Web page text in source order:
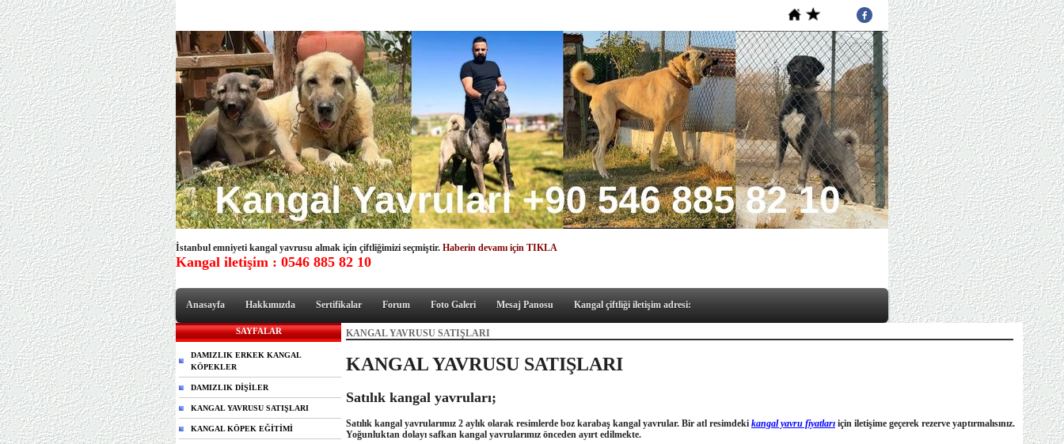
İstanbul emniyeti kangal yavrusu almak için çiftliğimizi seçmiştir. Haberin devamı için TIKLA
Kangal iletişim : 0546 885 82 10
Anasayfa Hakkımızda Sertifikalar Forum Foto Galeri Mesaj Panosu Kangal çiftliği iletişim adresi:
SAYFALAR
DAMIZLIK ERKEK KANGAL
KÖPEKLER
DAMIZLIK DİŞİLER
KANGAL YAVRUSU SATIŞLARI
KANGAL KÖPEK EĞİTİMİ
KANGAL YAVRUSU SATIŞLARI
KANGAL YAVRUSU SATIŞLARI
Satılık kangal yavruları;
Satılık kangal yavrularımız 2 aylık olarak resimlerde boz karabaş kangal yavrular. Bir atl resimdeki kangal yavru fiyatları için iletişime geçerek rezerve yaptırmalısınız.
Yoğunluktan dolayı safkan kangal yavrularımız önceden ayırt edilmekte.